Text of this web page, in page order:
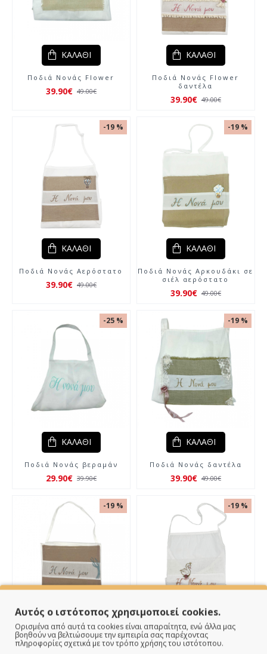
Ποδιά Νονάς Flower
39.90€ 49.00€
ΚΑΛΆΘΙ
Ποδιά Νονάς Flower
δαντέλα
39.90€ 49.00€
ΚΑΛΆΘΙ
-19 %
Ποδιά Νονάς Αερόστατο
39.90€ 49.00€
ΚΑΛΆΘΙ
-19 %
Ποδιά Νονάς Αρκουδάκι σε
σιέλ αερόστατο
39.90€ 49.00€
ΚΑΛΆΘΙ
-25 %
Ποδιά Νονάς βεραμάν
29.90€ 39.90€
ΚΑΛΆΘΙ
-19 %
Ποδιά Νονάς δαντέλα
39.90€ 49.00€
ΚΑΛΆΘΙ
-19 %
Ποδιά Νονάς Δέντρο
ΚΑΛΆΘΙ
-19 %
Ποδιά Νονάς Κύκνος
ΚΑΛΆΘΙ
Αυτός ο ιστότοπος χρησιμοποιεί cookies.
Ορισμένα από αυτά τα cookies είναι απαραίτητα, ενώ άλλα μας
βοηθούν να βελτιώσουμε την εμπειρία σας παρέχοντας
πληροφορίες σχετικά με τον τρόπο χρήσης του ιστότοπου.